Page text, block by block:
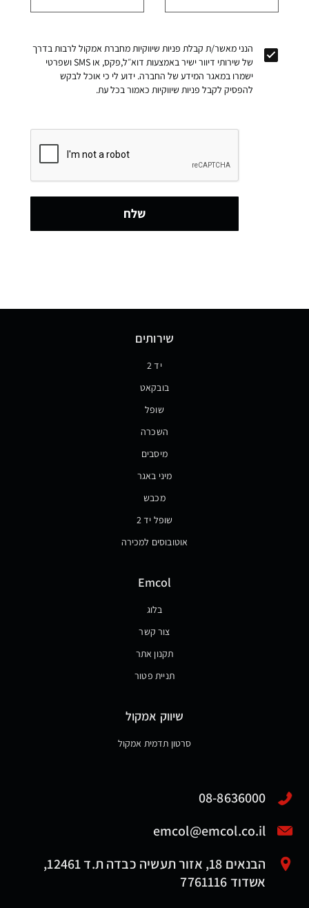
הנני מאשר/ת קבלת פניות שיווקיות מחברת אמקול לרבות בדרך
של שירותי דיוור ישיר באמצעות דוא״ל,פקס, או SMS ושפרטי
ישמרו במאגר המידע של החברה. ידוע לי כי אוכל לבקש
להפסיק לקבל פניות שיווקיות כאמור בכל עת.
שלח
שירותים
יד 2
בובקאט
שופל
השכרה
מיסבים
מיני באגר
מכבש
שופל יד 2
אוטובוסים למכירה
Emcol
בלוג
צור קשר
תקנון אתר
תניית פטור
שיווק אמקול
סרטון תדמית אמקול
08-8636000
emcol@emcol.co.il
הבנאים 18, אזור תעשיה כבדה ת.ד 12461,
אשדוד 7761116